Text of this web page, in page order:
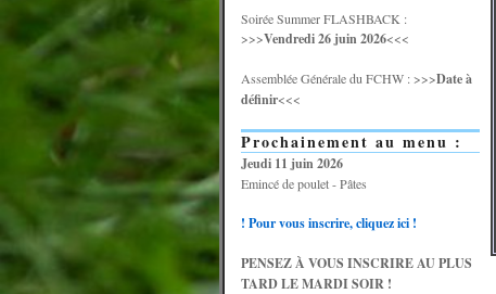
Soirée Summer FLASHBACK :
>>>Vendredi 26 juin 2026<<<
Assemblée Générale du FCHW : >>>Date à
définir<<<
Prochainement au menu :
Jeudi 11 juin 2026
Emincé de poulet - Pâtes
! Pour vous inscrire, cliquez ici !
PENSEZ À VOUS INSCRIRE AU PLUS
TARD LE MARDI SOIR !